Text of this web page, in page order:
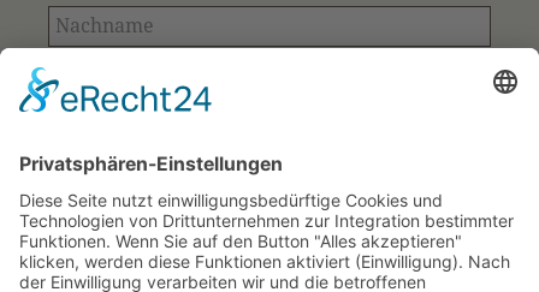
Nachname
E-
Mail-
*
Ihre Kontaktdaten aus dem Anmeldeformular
werden ausschließlich für den Versand des
Newsletters verwendet und gespeichert